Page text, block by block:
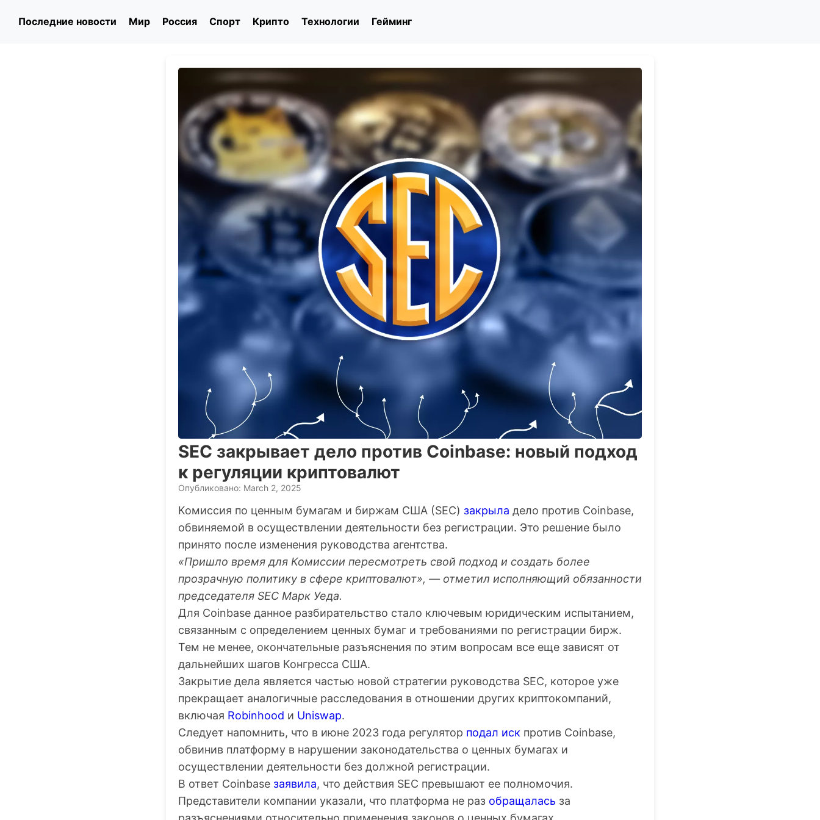
Последние новости Мир Россия Спорт Крипто Технологии Гейминг
SEC закрывает дело против Coinbase: новый подход
к регуляции криптовалют
Опубликовано: March 2, 2025
Комиссия по ценным бумагам и биржам США (SEC) закрыла дело против Coinbase,
обвиняемой в осуществлении деятельности без регистрации. Это решение было
принято после изменения руководства агентства.
«Пришло время для Комиссии пересмотреть свой подход и создать более
прозрачную политику в сфере криптовалют», — отметил исполняющий обязанности
председателя SEC Марк Уеда.
Для Coinbase данное разбирательство стало ключевым юридическим испытанием,
связанным с определением ценных бумаг и требованиями по регистрации бирж.
Тем не менее, окончательные разъяснения по этим вопросам все еще зависят от
дальнейших шагов Конгресса США.
Закрытие дела является частью новой стратегии руководства SEC, которое уже
прекращает аналогичные расследования в отношении других криптокомпаний,
включая Robinhood и Uniswap.
Следует напомнить, что в июне 2023 года регулятор подал иск против Coinbase,
обвинив платформу в нарушении законодательства о ценных бумагах и
осуществлении деятельности без должной регистрации.
В ответ Coinbase заявила, что действия SEC превышают ее полномочия.
Представители компании указали, что платформа не раз обращалась за